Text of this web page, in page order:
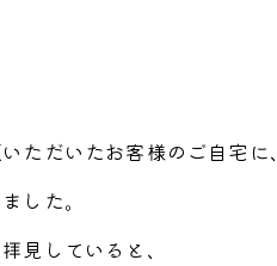
ただいたお客様のご自宅に、
した。
見していると、